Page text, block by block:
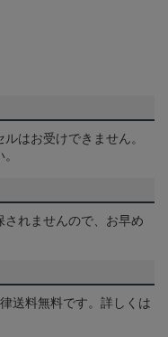
はお受けできません。
れませんので、お早め
送料無料です。詳しくは